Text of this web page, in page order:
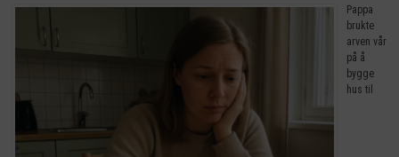
Pappa
brukte
arven vår
på å
bygge
hus til